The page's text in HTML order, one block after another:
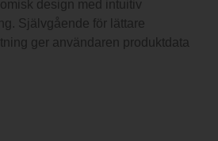
design med intuitiv
Självgående för lättare
ger användaren produktdata